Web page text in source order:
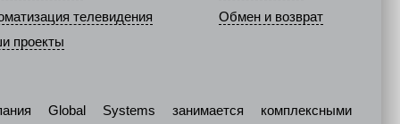
телевидения
проекты
Обмен и возврат
Global Systems занимается комплексными